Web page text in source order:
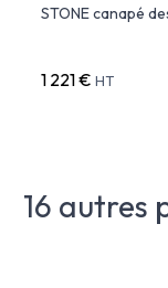
STONE canapé
1 221 € HT
16 autres